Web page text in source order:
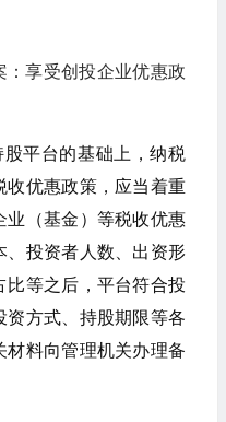
：享受创投企业优惠政
平台的基础上，纳税
收优惠政策，应当着重
业（基金）等税收优惠
、投资者人数、出资形
比等之后，平台符合投
资方式、持股期限等各
材料向管理机关办理备